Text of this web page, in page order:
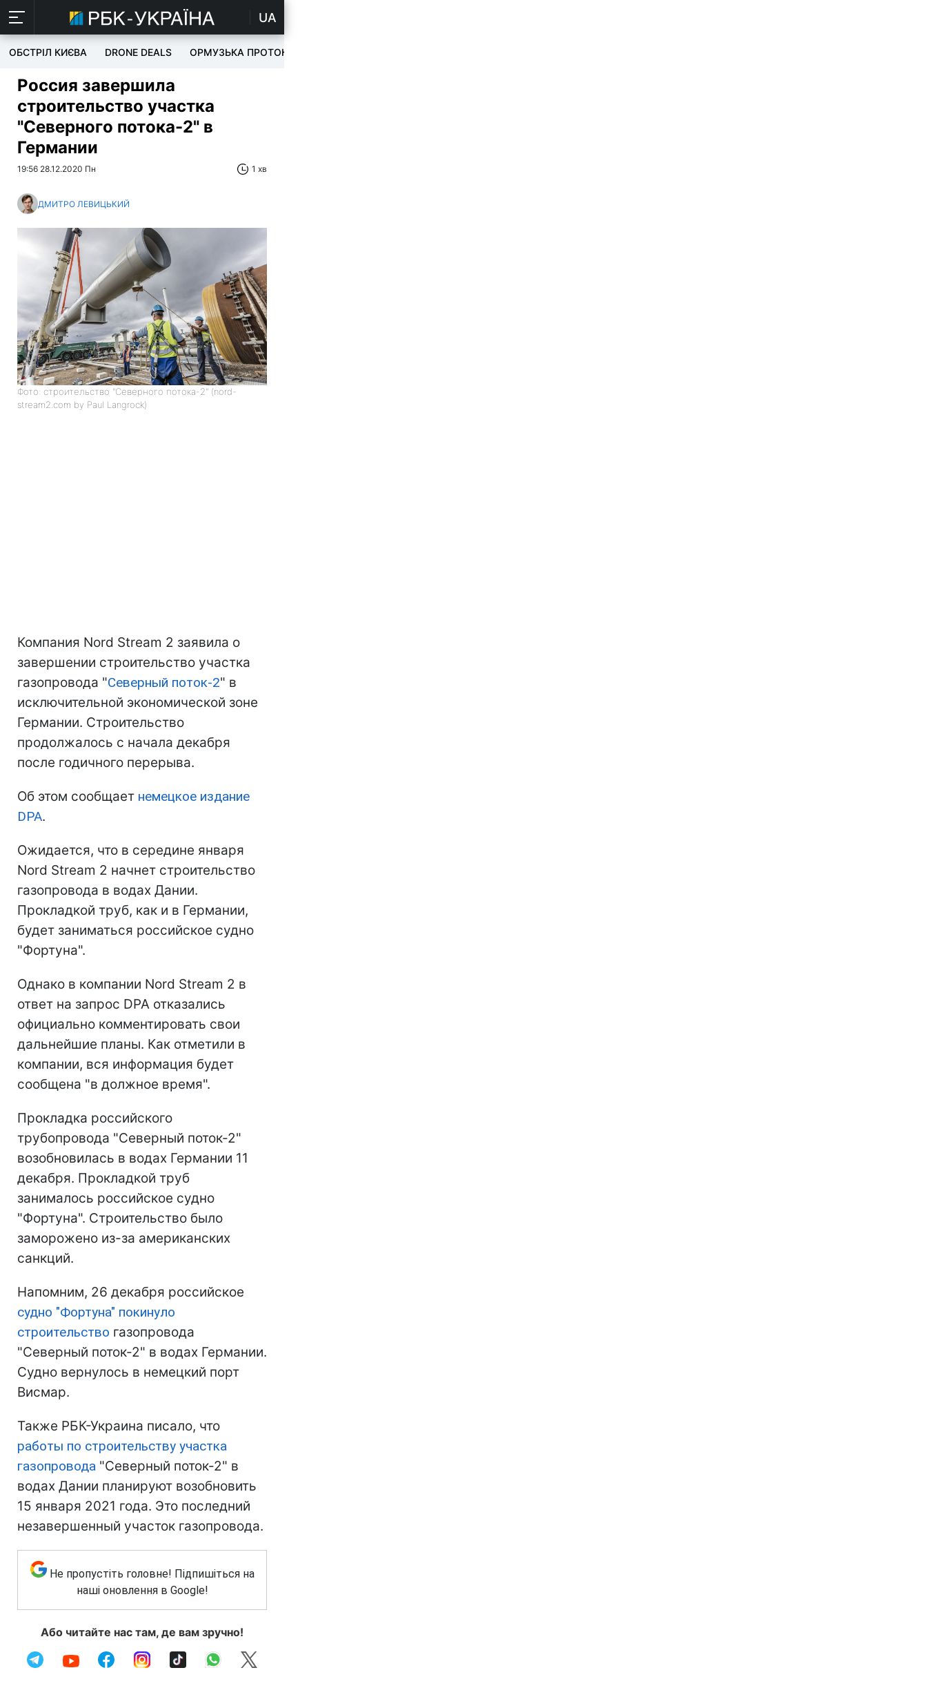
UA
ОБСТРІЛ КИЄВА DRONE DEALS ОРМУЗЬКА ПРОТОКА
Россия завершила
строительство участка
"Северного потока-2" в
Германии
19:56 28.12.2020 Пн 1 хв
ДМИТРО ЛЕВИЦЬКИЙ
Фото: строительство "Северного потока-2" (nord-
stream2.com by Paul Langrock)
Компания Nord Stream 2 заявила о
завершении строительство участка
газопровода "Северный поток-2" в
исключительной экономической зоне
Германии. Строительство
продолжалось с начала декабря
после годичного перерыва.
Об этом сообщает немецкое издание
DPA.
Ожидается, что в середине января
Nord Stream 2 начнет строительство
газопровода в водах Дании.
Прокладкой труб, как и в Германии,
будет заниматься российское судно
"Фортуна".
Однако в компании Nord Stream 2 в
ответ на запрос DPA отказались
официально комментировать свои
дальнейшие планы. Как отметили в
компании, вся информация будет
сообщена "в должное время".
Прокладка российского
трубопровода "Северный поток-2"
возобновилась в водах Германии 11
декабря. Прокладкой труб
занималось российское судно
"Фортуна". Строительство было
заморожено из-за американских
санкций.
Напомним, 26 декабря российское
судно "Фортуна" покинуло
строительство газопровода
"Северный поток-2" в водах Германии.
Судно вернулось в немецкий порт
Висмар.
Также РБК-Украина писало, что
работы по строительству участка
газопровода "Северный поток-2" в
водах Дании планируют возобновить
15 января 2021 года. Это последний
незавершенный участок газопровода.
Не пропустіть головне! Підпишіться на
наші оновлення в Google!
Або читайте нас там, де вам зручно!